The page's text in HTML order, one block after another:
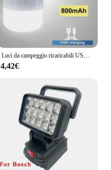
Luci da campeggio ricaricabili USB lanterna luminosa a Led lampada portatile a lampadina di emergenza lampada per tende ad alta potenza lampadina per torcia elettrica
4,42€